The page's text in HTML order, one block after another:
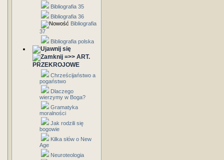
Bibliografia 35
Bibliografia 36
Bibliografia
37
Bibliografia polska
=>> ART.
PRZEKROJOWE
Chrześcijaństwo a
pogaństwo
Dlaczego
wierzymy w Boga?
Gramatyka
moralności
Jak rodzili się
bogowie
Kilka słów o New
Age
Neuroteologia